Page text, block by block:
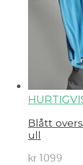
Blått
ull
kr 1099